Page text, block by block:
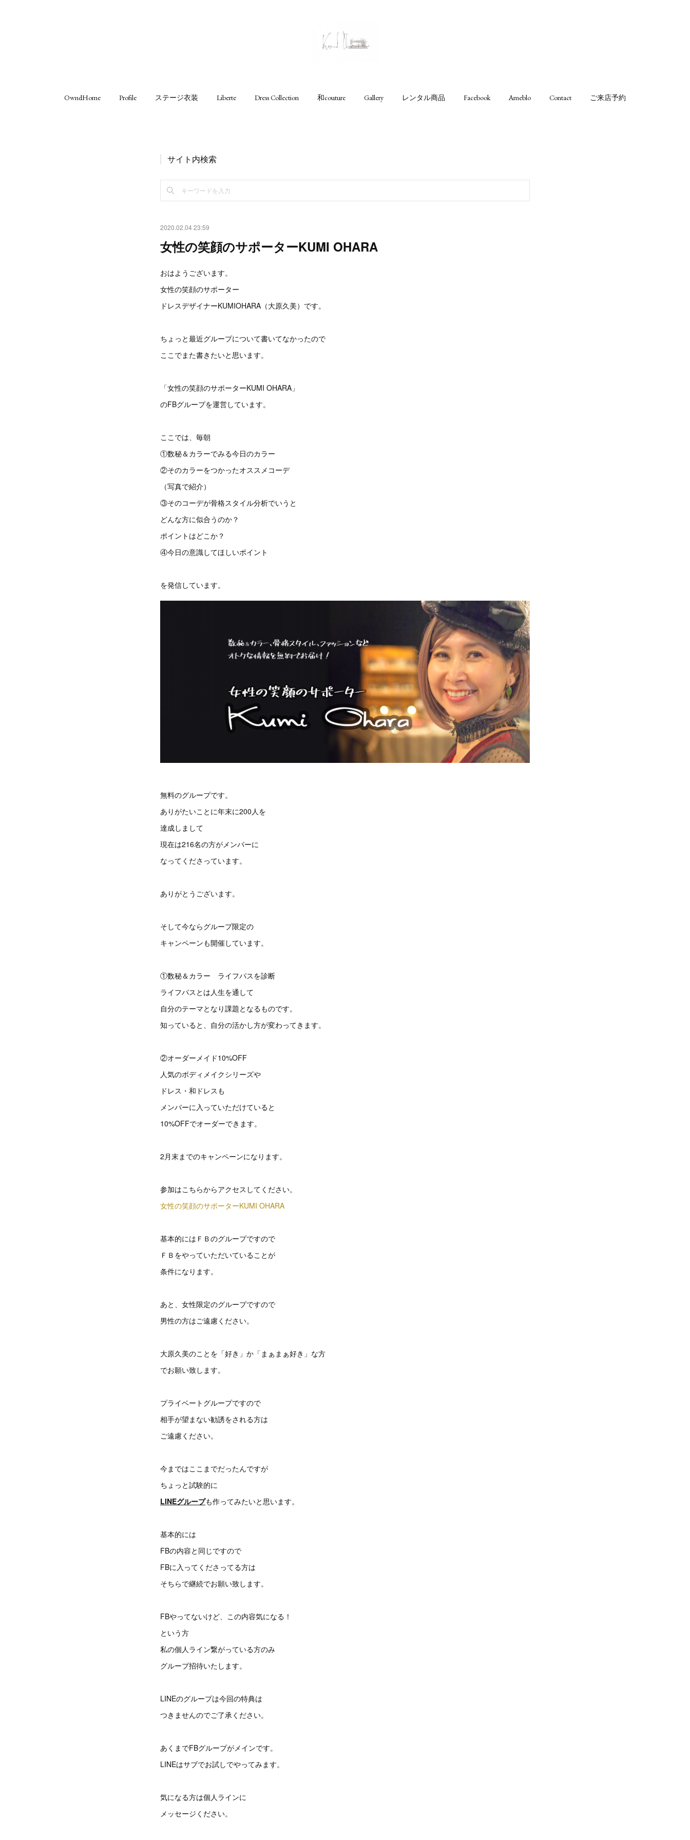
OwndHome Profile ステージ衣装 Liberte Dress Collection 和couture Gallery レンタル商品 Facebook Ameblo Contact ご来店予約
サイト内検索
2020.02.04 23:59
女性の笑顔のサポーターKUMI OHARA
おはようございます。
女性の笑顔のサポーター
ドレスデザイナーKUMIOHARA（大原久美）です。
ちょっと最近グループについて書いてなかったので
ここでまた書きたいと思います。
「女性の笑顔のサポーターKUMI OHARA」
のFBグループを運営しています。
ここでは、毎朝
①数秘＆カラーでみる今日のカラー
②そのカラーをつかったオススメコーデ
（写真で紹介）
③そのコーデが骨格スタイル分析でいうと
どんな方に似合うのか？
ポイントはどこか？
④今日の意識してほしいポイント
を発信しています。
無料のグループです。
ありがたいことに年末に200人を
達成しまして
現在は216名の方がメンバーに
なってくださっています。
ありがとうございます。
そして今ならグループ限定の
キャンペーンも開催しています。
①数秘＆カラー ライフパスを診断
ライフパスとは人生を通して
自分のテーマとなり課題となるものです。
知っていると、自分の活かし方が変わってきます。
②オーダーメイド10%OFF
人気のボディメイクシリーズや
ドレス・和ドレスも
メンバーに入っていただけていると
10%OFFでオーダーできます。
2月末までのキャンペーンになります。
参加はこちらからアクセスしてください。
女性の笑顔のサポーターKUMI OHARA
基本的にはＦＢのグループですので
ＦＢをやっていただいていることが
条件になります。
あと、女性限定のグループですので
男性の方はご遠慮ください。
大原久美のことを「好き」か「まぁまぁ好き」な方
でお願い致します。
プライベートグループですので
相手が望まない勧誘をされる方は
ご遠慮ください。
今まではここまでだったんですが
ちょっと試験的に
LINEグループも作ってみたいと思います。
基本的には
FBの内容と同じですので
FBに入ってくださってる方は
そちらで継続でお願い致します。
FBやってないけど、この内容気になる！
という方
私の個人ライン繋がっている方のみ
グループ招待いたします。
LINEのグループは今回の特典は
つきませんのでご了承ください。
あくまでFBグループがメインです。
LINEはサブでお試しでやってみます。
気になる方は個人ラインに
メッセージください。